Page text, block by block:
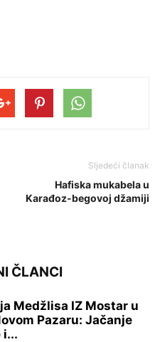
Sljedeći članak
Hafiska mukabela u
Karađoz-begovoj džamiji
ČLANCI
Medžlisa IZ Mostar u
Pazaru: Jačanje
i...